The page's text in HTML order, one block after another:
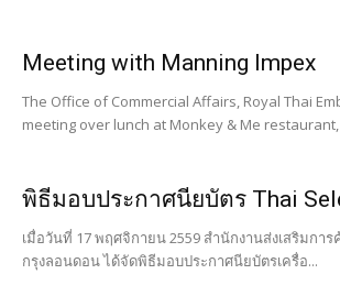
Meeting with Manning Impex
The Office of Commercial Affairs, Royal Thai
meeting over lunch at Monkey & Me restaurant,
พิธีมอบประกาศนียบัตร Thai
เมื่อวันที่ 17 พฤศจิกายน 2559 สำนักงานส่งเสริมกา
กรุงลอนดอน ได้จัดพิธีมอบประกาศนียบัตรเครื่อ...